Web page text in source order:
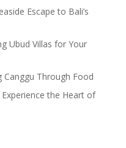
Escape to Bali’s
Ubud Villas for Your
Canggu Through Food
the Heart of